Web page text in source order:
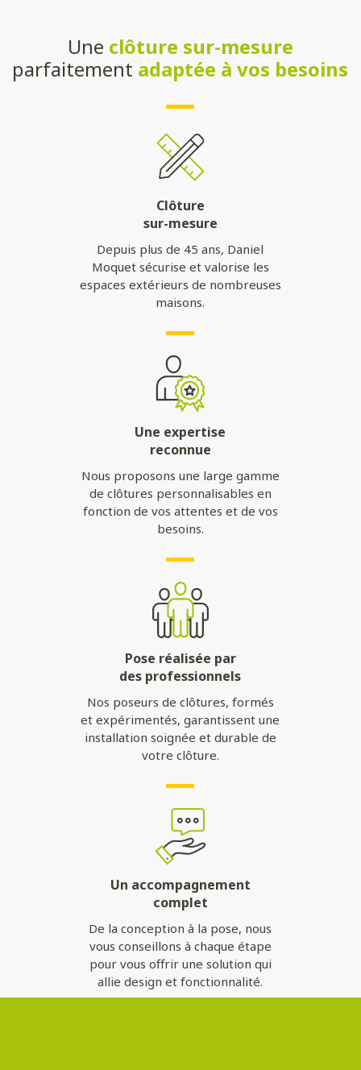
Une clôture sur-mesure
parfaitement adaptée à vos besoins
Clôture
sur-mesure
Depuis plus de 45 ans, Daniel
Moquet sécurise et valorise les
espaces extérieurs de nombreuses
maisons.
Une expertise
reconnue
Nous proposons une large gamme
de clôtures personnalisables en
fonction de vos attentes et de vos
besoins.
Pose réalisée par
des professionnels
Nos poseurs de clôtures, formés
et expérimentés, garantissent une
installation soignée et durable de
votre clôture.
Un accompagnement
complet
De la conception à la pose, nous
vous conseillons à chaque étape
pour vous offrir une solution qui
allie design et fonctionnalité.